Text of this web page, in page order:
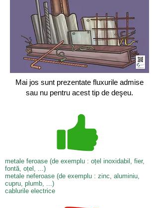
Mai jos sunt prezentate fluxurile admise
sau nu pentru acest tip de deşeu.
metale feroase (de exemplu : oțel inoxidabil, fier,
fontă, oțel, ...)
metale neferoase (de exemplu : zinc, aluminiu,
cupru, plumb, ...)
cablurile electrice